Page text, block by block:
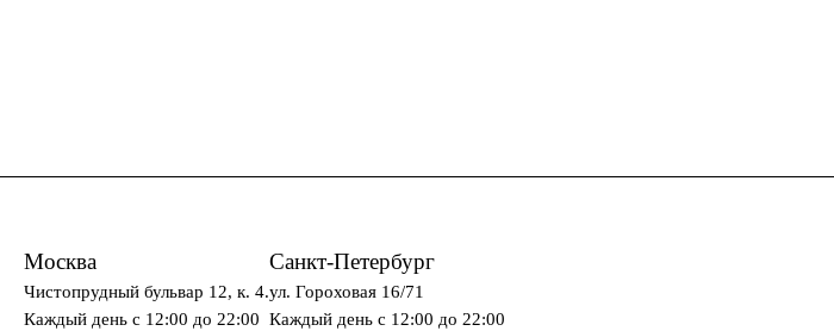
Москва
Чистопрудный бульвар 12, к. 4.
Каждый день c 12:00 до 22:00
Санкт-Петербург
ул. Гороховая 16/71
Каждый день c 12:00 до 22:00